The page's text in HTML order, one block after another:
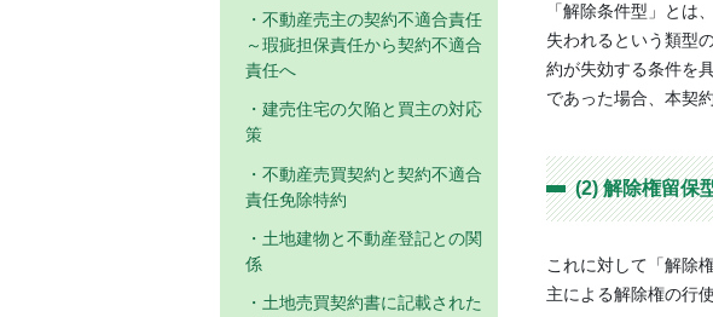
「解除条件型」とは
失われるという類型
約が失効する条件を
であった場合、本契
(2) 解除権留保
これに対して「解除
主による解除権の行
不動産売主の契約不適合責任
～瑕疵担保責任から契約不適合
責任へ
建売住宅の欠陥と買主の対応
策
不動産売買契約と契約不適合
責任免除特約
土地建物と不動産登記との関
係
土地売買契約書に記載された